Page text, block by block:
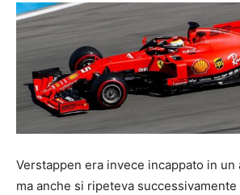
Verstappen era invece incappato in un
ma anche si ripeteva